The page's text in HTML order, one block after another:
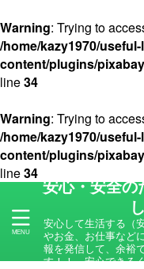
Warning: Trying to
/home/kazy1970/
content/plugins/
line34
Warning: Trying to
/home/kazy1970/
content/plugins/
line34
安心・安全の
安心して生活する（
やお金、お仕事など
報を発信して、余裕
す！！ 安心できる